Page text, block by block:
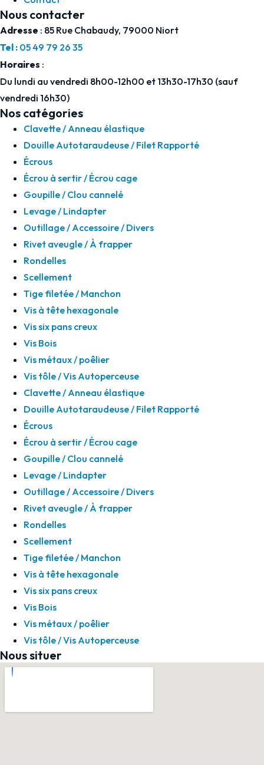
Nous contacter
Adresse : 85 Rue Chabaudy, 79000 Niort
Tel : 05 49 79 26 35
Horaires :
Du lundi au vendredi 8h00-12h00 et 13h30-17h30 (sauf
vendredi 16h30)
Nos catégories
Clavette / Anneau élastique
Douille Autotaraudeuse / Filet Rapporté
Écrous
Écrou à sertir / Écrou cage
Goupille / Clou cannelé
Levage / Lindapter
Outillage / Accessoire / Divers
Rivet aveugle / À frapper
Rondelles
Scellement
Tige filetée / Manchon
Vis à tête hexagonale
Vis six pans creux
Vis Bois
Vis métaux / poêlier
Vis tôle / Vis Autoperceuse
Clavette / Anneau élastique
Douille Autotaraudeuse / Filet Rapporté
Écrous
Écrou à sertir / Écrou cage
Goupille / Clou cannelé
Levage / Lindapter
Outillage / Accessoire / Divers
Rivet aveugle / À frapper
Rondelles
Scellement
Tige filetée / Manchon
Vis à tête hexagonale
Vis six pans creux
Vis Bois
Vis métaux / poêlier
Vis tôle / Vis Autoperceuse
Nous situer